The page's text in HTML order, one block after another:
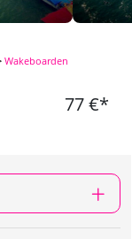
Wakeboarden
77 €*